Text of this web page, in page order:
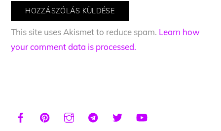
This site uses Akismet to reduce spam. Learn how
your comment data is processed.